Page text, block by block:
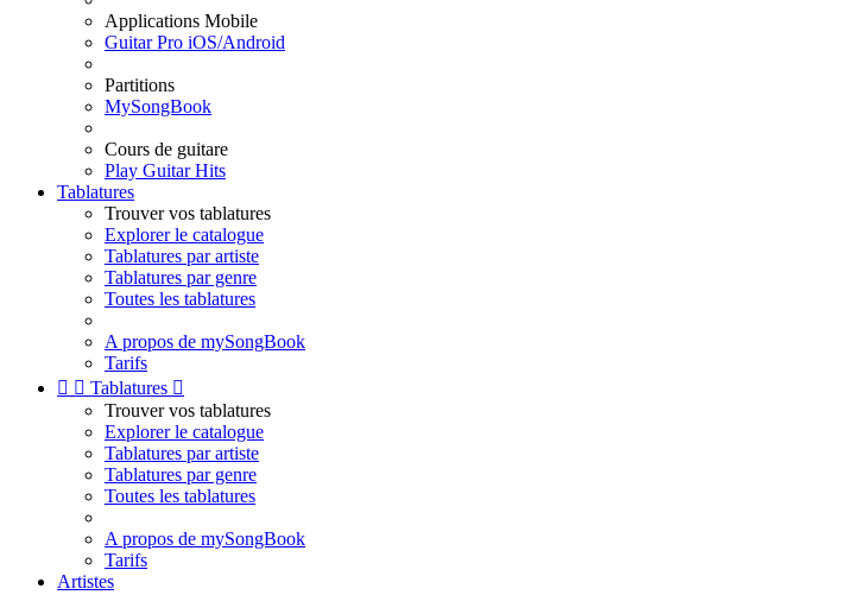
Applications Mobile
Guitar Pro iOS/Android
Partitions
MySongBook
Cours de guitare
Play Guitar Hits
Tablatures
Trouver vos tablatures
Explorer le catalogue
Tablatures par artiste
Tablatures par genre
Toutes les tablatures
A propos de mySongBook
Tarifs
  Tablatures 
Trouver vos tablatures
Explorer le catalogue
Tablatures par artiste
Tablatures par genre
Toutes les tablatures
A propos de mySongBook
Tarifs
Artistes